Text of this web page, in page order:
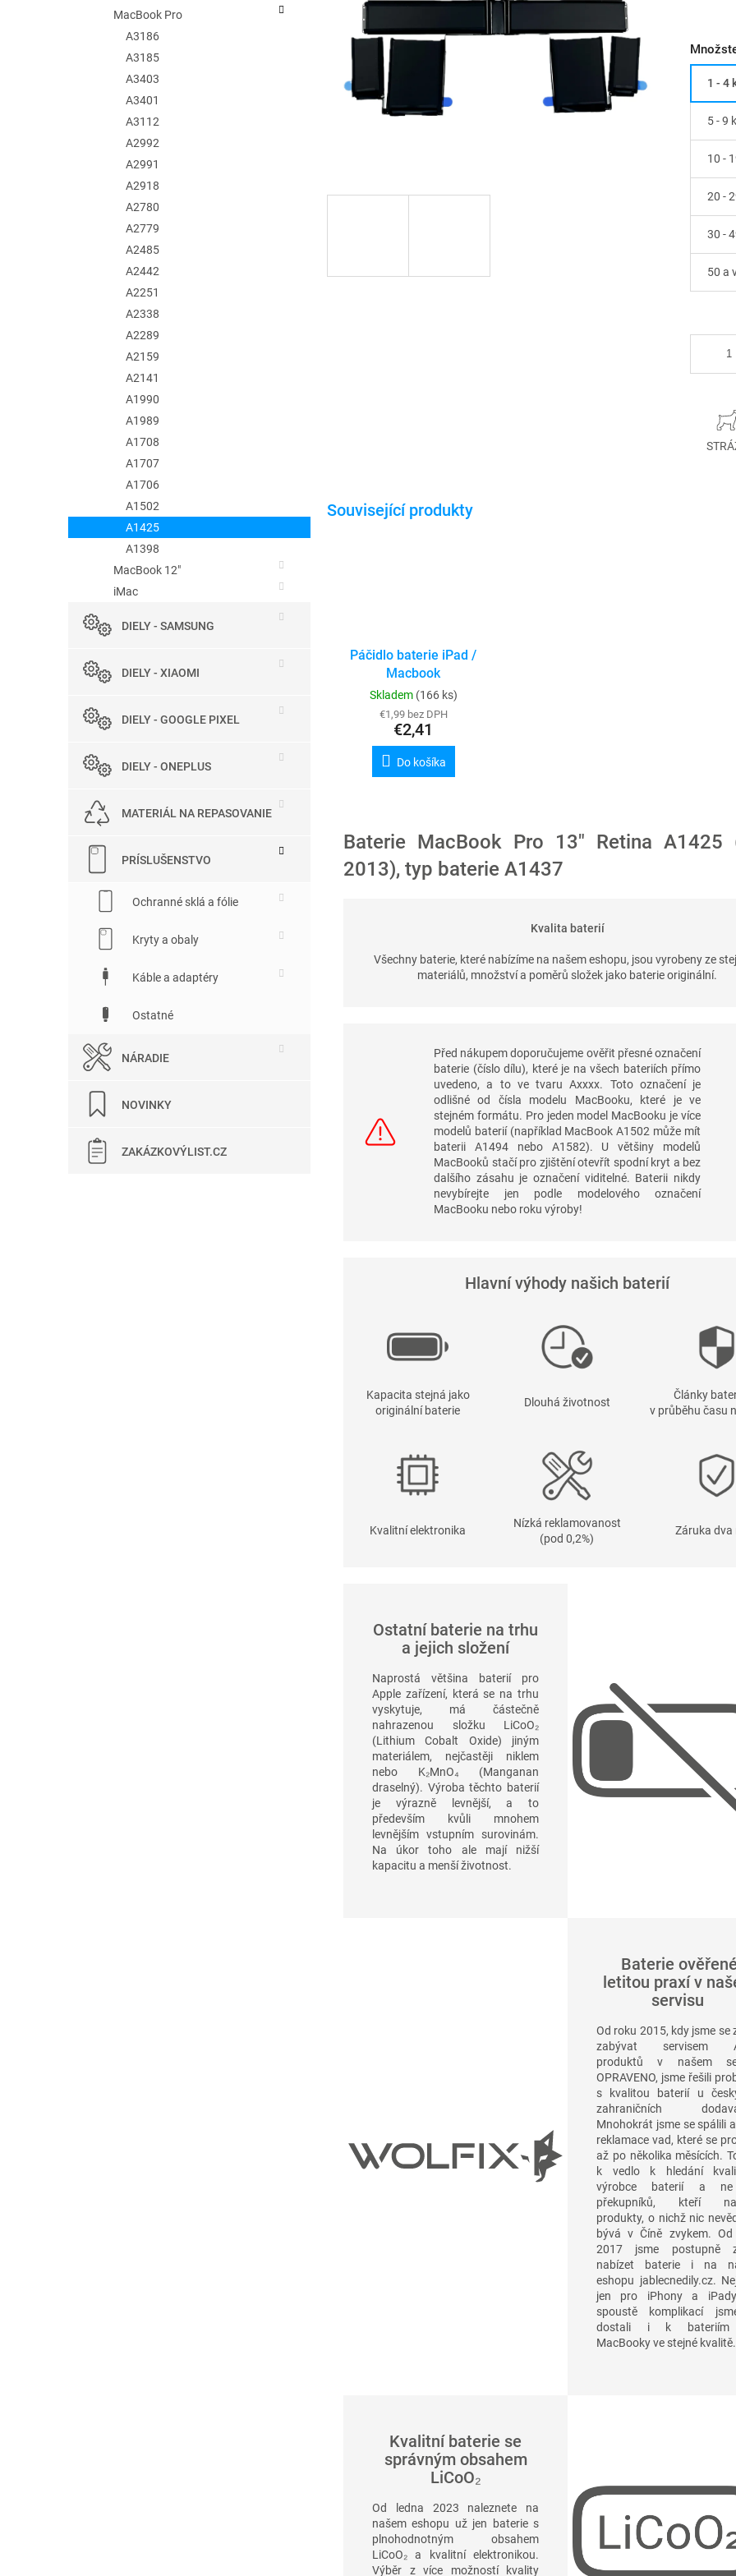
MacBook Pro
A3186
A3185
A3403
A3401
A3112
A2992
A2991
A2918
A2780
A2779
A2485
A2442
A2251
A2338
A2289
A2159
A2141
A1990
A1989
A1708
A1707
A1706
A1502
A1425
A1398
MacBook 12"
iMac
DIELY - SAMSUNG
DIELY - XIAOMI
DIELY - GOOGLE PIXEL
DIELY - ONEPLUS
MATERIÁL NA REPASOVANIE
PRÍSLUŠENSTVO
Ochranné sklá a fólie
Kryty a obaly
Káble a adaptéry
Ostatné
NÁRADIE
NOVINKY
ZAKÁZKOVÝLIST.CZ
1 - 4
5 - 9
10 -
20 -
30 -
50 a
Páčidlo baterie iPad /
Macbook
Skladem (166 ks)
€1,99 bez DPH
€2,41
Do košíka
Baterie MacBook Pro 13" Retina A1425
2013), typ baterie A1437
Kvalita baterií
Všechny baterie, které nabízíme na našem eshopu, jsou vyrobeny ze
materiálů, množství a poměrů složek jako baterie originální.
Před nákupem doporučujeme ověřit přesné označení
baterie (číslo dílu), které je na všech bateriích přímo
uvedeno, a to ve tvaru Axxxx. Toto označení je
odlišné od čísla modelu MacBooku, které je ve
stejném formátu. Pro jeden model MacBooku je více
modelů baterií (například MacBook A1502 může mít
baterii A1494 nebo A1582). U většiny modelů
MacBooků stačí pro zjištění otevřít spodní kryt a bez
dalšího zásahu je označení viditelné. Baterii nikdy
nevybírejte jen podle modelového označení
MacBooku nebo roku výroby!
Hlavní výhody našich baterií
Kapacita stejná jako
originální baterie
Dlouhá životnost
Články
v průběhu času
Kvalitní elektronika
Nízká reklamovanost
(pod 0,2%)
Záruka dva
Ostatní baterie na trhu
a jejich složení
Naprostá většina baterií pro
Apple zařízení, která se na trhu
vyskytuje, má částečně
nahrazenou složku LiCoO₂
(Lithium Cobalt Oxide) jiným
materiálem, nejčastěji niklem
nebo K₂MnO₄ (Manganan
draselný). Výroba těchto baterií
je výrazně levnější, a to
především kvůli mnohem
levnějším vstupním surovinám.
Na úkor toho ale mají nižší
kapacitu a menší životnost.
Baterie
letitou praxí v
servisu
Od roku 2015, kdy jsme se
zabývat servisem
produktů v našem
OPRAVENO, jsme řešili
s kvalitou baterií u
zahraničních
Mnohokrát jsme se spálili
reklamace vad, které se
až po několika měsících.
k vedlo k hledání
výrobce baterií a
překupníků, kteří
produkty, o nichž nic
bývá v Číně zvykem.
2017 jsme postupně
nabízet baterie i na
eshopu jablecnedily.cz.
jen pro iPhony a
spoustě komplikací
dostali i k bateriím
MacBooky ve stejné kvalitě.
Kvalitní baterie se
správným obsahem
LiCoO₂
Od ledna 2023 naleznete na
našem eshopu už jen baterie s
plnohodnotným obsahem
LiCoO₂ a kvalitní elektronikou.
Výběr z více možností kvality